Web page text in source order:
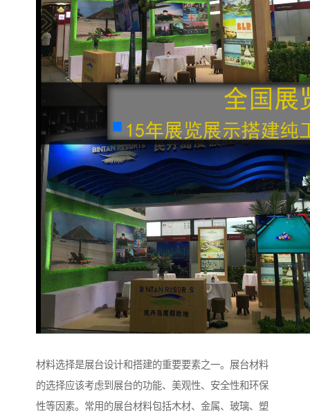
材料选择是展台设计和搭建的重要要素之一。展台材料
的选择应该考虑到展台的功能、美观性、安全性和环保
性等因素。常用的展台材料包括木材、金属、玻璃、塑